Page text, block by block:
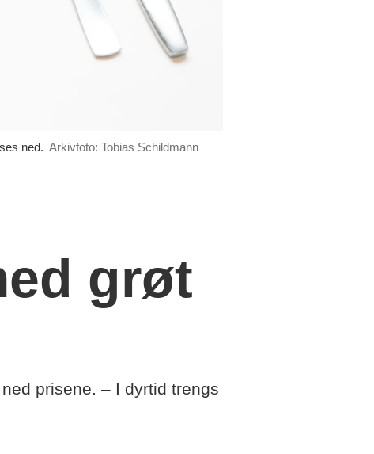
ned. Arkivfoto: Tobias Schildmann
grøt
prisene. – I dyrtid trengs